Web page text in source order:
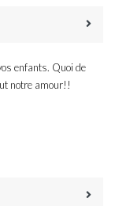
enfants. Quoi de
notre amour!!